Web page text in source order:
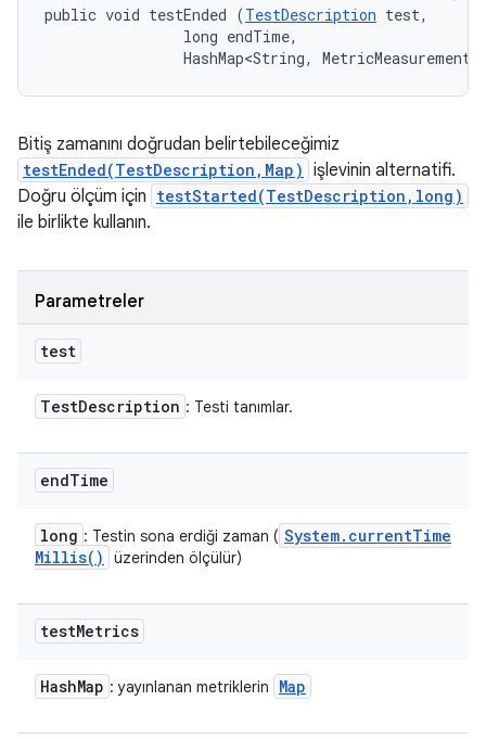
public void testEnded (TestDescription test,
                long endTime,
HashMap<String,
Bitiş zamanını doğrudan belirtebileceğimiz
testEnded(TestDescription,Map) işlevinin alternatifi.
Doğru ölçüm için testStarted(TestDescription,long)
ile birlikte kullanın.
Parametreler
test
TestDescription : Testi tanımlar.
endTime
long : Testin sona erdiği zaman ( System. currentTime
Millis( ) üzerinden ölçülür)
testMetrics
HashMap : yayınlanan metriklerin Map